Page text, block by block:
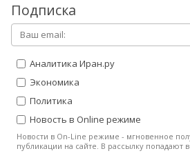
Подписка
Аналитика Иран.ру
Экономика
Политика
Новость в Online режиме
Новости в On-Line режиме - мгновенное
публикации на сайте. В рассылку попадают